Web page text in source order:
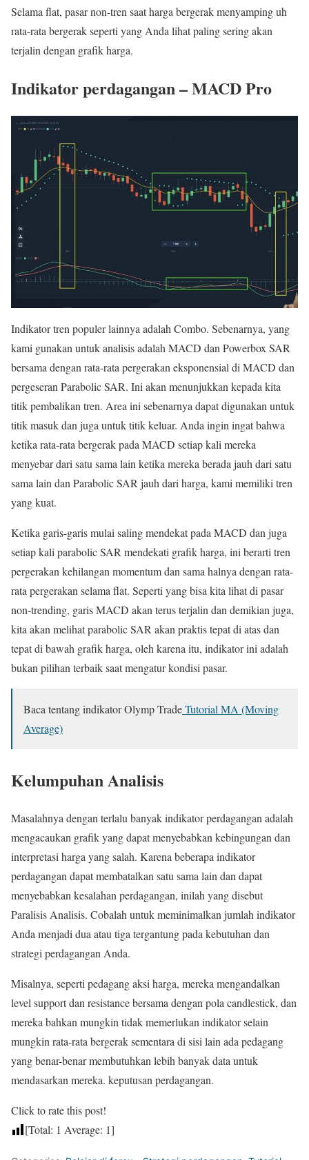
Selama flat, pasar non-tren saat harga bergerak menyamping uh
rata-rata bergerak seperti yang Anda lihat paling sering akan
terjalin dengan grafik harga.
Indikator perdagangan –MACD Pro
Indikator tren populer lainnya adalah Combo. Sebenarnya, yang
kami gunakan untuk analisis adalah MACD dan Powerbox SAR
bersama dengan rata-rata pergerakan eksponensial di MACD dan
pergeseran Parabolic SAR. Ini akan menunjukkan kepada kita
titik pembalikan tren. Area ini sebenarnya dapat digunakan untuk
titik masuk dan juga untuk titik keluar. Anda ingin ingat bahwa
ketika rata-rata bergerak pada MACD setiap kali mereka
menyebar dari satu sama lain ketika mereka berada jauh dari satu
sama lain dan Parabolic SAR jauh dari harga, kami memiliki tren
yang kuat.
Ketika garis-garis mulai saling mendekat pada MACD dan juga
setiap kali parabolic SAR mendekati grafik harga, ini berarti tren
pergerakan kehilangan momentum dan sama halnya dengan rata-
rata pergerakan selama flat. Seperti yang bisa kita lihat di pasar
non-trending, garis MACD akan terus terjalin dan demikian juga,
kita akan melihat parabolic SAR akan praktis tepat di atas dan
tepat di bawah grafik harga, oleh karena itu, indikator ini adalah
bukan pilihan terbaik saat mengatur kondisi pasar.
Baca tentang indikator Olymp TradeTutorial MA (Moving
Average)
Kelumpuhan Analisis
Masalahnya dengan terlalu banyak indikator perdagangan adalah
mengacaukan grafik yang dapat menyebabkan kebingungan dan
interpretasi harga yang salah. Karena beberapa indikator
perdagangan dapat membatalkan satu sama lain dan dapat
menyebabkan kesalahan perdagangan, inilah yang disebut
Paralisis Analisis. Cobalah untuk meminimalkan jumlah indikator
Anda menjadi dua atau tiga tergantung pada kebutuhan dan
strategi perdagangan Anda.
Misalnya, seperti pedagang aksi harga, mereka mengandalkan
level support dan resistance bersama dengan pola candlestick, dan
mereka bahkan mungkin tidak memerlukan indikator selain
mungkin rata-rata bergerak sementara di sisi lain ada pedagang
yang benar-benar membutuhkan lebih banyak data untuk
mendasarkan mereka. keputusan perdagangan.
Click to rate this post!
[Total: 1 Average: 1]